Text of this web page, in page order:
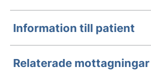
Information till patient
Relaterade mottagningar